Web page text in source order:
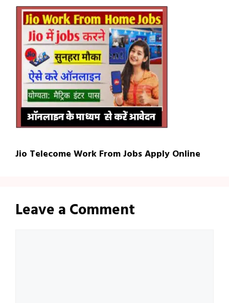
Jio Telecome Work From Jobs Apply Online
Leave a Comment